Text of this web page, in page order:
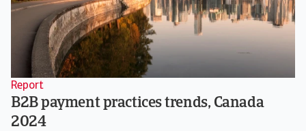
Report
B2B payment practices trends, Canada
2024